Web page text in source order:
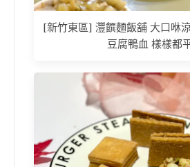
[新竹東區] 灃饌麵飯舖 大口咻
豆腐鴨血 樣樣都